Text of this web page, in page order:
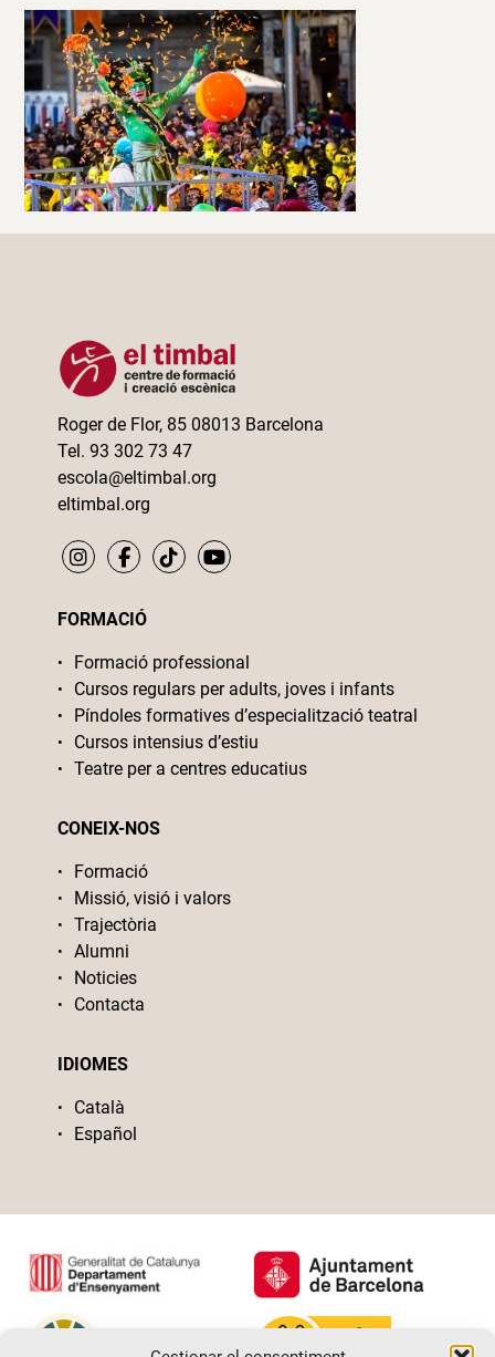
Roger de Flor, 85 08013 Barcelona
Tel. 93 302 73 47
escola@eltimbal.org
eltimbal.org
FORMACIÓ
Formació professional
Cursos regulars per adults, joves i infants
Píndoles formatives d’especialització teatral
Cursos intensius d’estiu
Teatre per a centres educatius
CONEIX-NOS
Formació
Missió, visió i valors
Trajectòria
Alumni
Noticies
Contacta
IDIOMES
Català
Español